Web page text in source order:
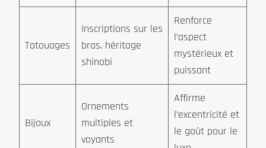
Tatouages
Inscriptions sur les
bras, héritage
shinobi
Renforce
l’aspect
mystérieux et
puissant
Bijoux
Ornements
multiples et
voyants
Affirme
l’excentricité et
le goût pour le